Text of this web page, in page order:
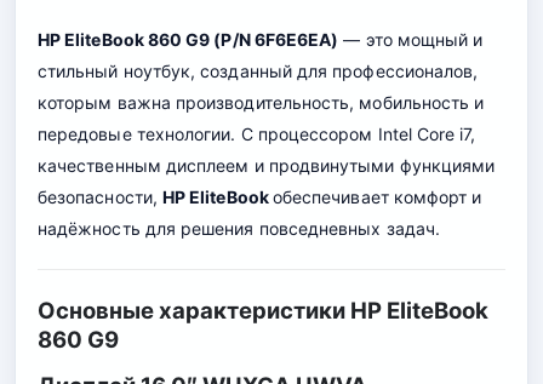
HP EliteBook 860 G9 (P/N 6F6E6EA) — это мощный и
стильный ноутбук, созданный для профессионалов,
которым важна производительность, мобильность и
передовые технологии. С процессором Intel Core i7,
качественным дисплеем и продвинутыми функциями
безопасности, HP EliteBookобеспечивает комфорт и
надёжность для решения повседневных задач.
Основные характеристики HP EliteBook
860 G9